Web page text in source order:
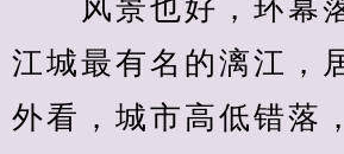
风景也好，环幕
江城最有名的漓江，
外看，城市高低错落